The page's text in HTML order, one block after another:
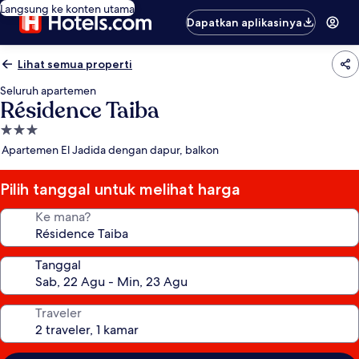
Langsung ke konten utama
Dapatkan aplikasinya
Lihat semua properti
Seluruh apartemen
Résidence Taiba
Properti
bintang
Apartemen El Jadida dengan dapur, balkon
Pilih tanggal untuk melihat harga
Ke mana?
Tanggal
Traveler